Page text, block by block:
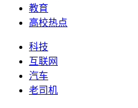
教育
高校热点
科技
互联网
汽车
老司机